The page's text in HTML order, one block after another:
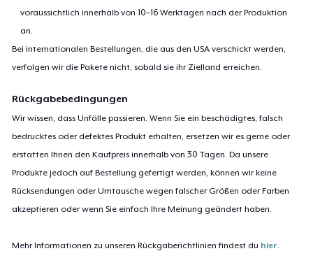
voraussichtlich innerhalb von 10–16 Werktagen nach der Produktion
an.
Bei internationalen Bestellungen, die aus den USA verschickt werden,
verfolgen wir die Pakete nicht, sobald sie ihr Zielland erreichen.
Rückgabebedingungen
Wir wissen, dass Unfälle passieren. Wenn Sie ein beschädigtes, falsch
bedrucktes oder defektes Produkt erhalten, ersetzen wir es gerne oder
erstatten Ihnen den Kaufpreis innerhalb von 30 Tagen. Da unsere
Produkte jedoch auf Bestellung gefertigt werden, können wir keine
Rücksendungen oder Umtausche wegen falscher Größen oder Farben
akzeptieren oder wenn Sie einfach Ihre Meinung geändert haben.
Mehr Informationen zu unseren Rückgaberichtlinien findest du hier